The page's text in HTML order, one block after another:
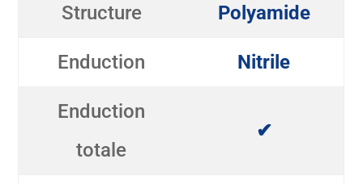
Structure Polyamide
Enduction Nitrile
Enduction
totale
✔